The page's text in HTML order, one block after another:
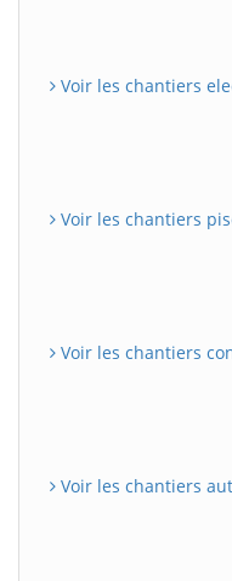
Voir les chantiers
Voir les chantiers
Voir les chantiers
Voir les chantiers